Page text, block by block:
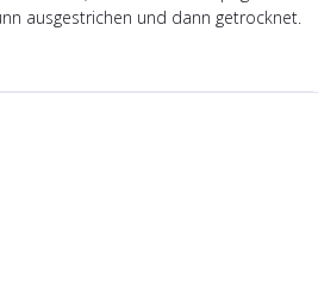
ausgestrichen und dann getrocknet.